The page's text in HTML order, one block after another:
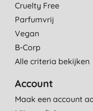
Cruelty Free
Parfumvrij
Vegan
B-Corp
Alle criteria bekijken
Account
Maak een account